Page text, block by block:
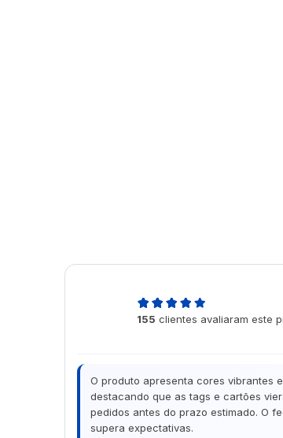
155 clientes avaliaram este
O produto apresenta cores vibrantes
destacando que as tags e cartões
pedidos antes do prazo estimado. O
supera expectativas.